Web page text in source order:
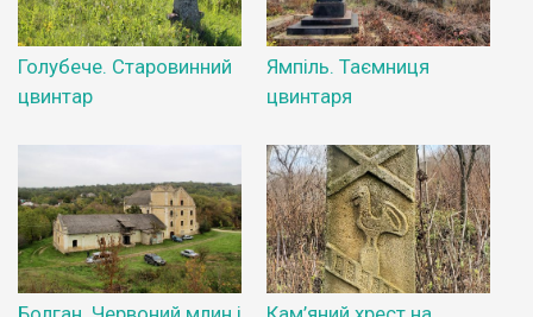
Голубече. Старовинний
цвинтар
Ямпіль. Таємниця
цвинтаря